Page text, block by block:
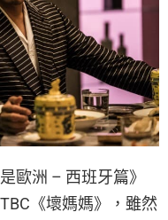
歐洲 – 西班牙篇》
《壞媽媽》，雖然